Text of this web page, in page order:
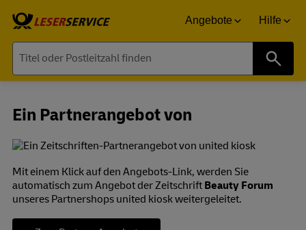
Angebote Hilfe
Ein Partnerangebot von
Mit einem Klick auf den Angebots-Link, werden Sie
automatisch zum Angebot der Zeitschrift Beauty Forum
unseres Partnershops united kiosk weitergeleitet.